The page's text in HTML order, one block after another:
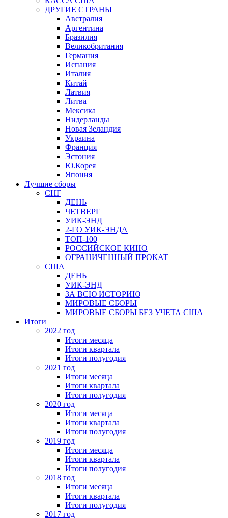
ДРУГИЕ СТРАНЫ
Австралия
Аргентина
Бразилия
Великобритания
Германия
Испания
Италия
Китай
Латвия
Литва
Мексика
Нидерланды
Новая Зеландия
Украина
Франция
Эстония
Ю.Корея
Япония
Лучшие сборы
СНГ
ДЕНЬ
ЧЕТВЕРГ
УИК-ЭНД
2-ГО УИК-ЭНДА
ТОП-100
РОССИЙСКОЕ КИНО
ОГРАНИЧЕННЫЙ ПРОКАТ
США
ДЕНЬ
УИК-ЭНД
ЗА ВСЮ ИСТОРИЮ
МИРОВЫЕ СБОРЫ
МИРОВЫЕ СБОРЫ БЕЗ УЧЕТА США
Итоги
2022 год
Итоги месяца
Итоги квартала
Итоги полугодия
2021 год
Итоги месяца
Итоги квартала
Итоги полугодия
2020 год
Итоги месяца
Итоги квартала
Итоги полугодия
2019 год
Итоги месяца
Итоги квартала
Итоги полугодия
2018 год
Итоги месяца
Итоги квартала
Итоги полугодия
2017 год